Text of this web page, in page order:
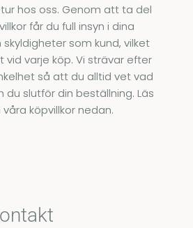
hos oss. Genom att ta del
får du full insyn i dina
som kund, vilket
vid varje köp. Vi strävar efter
så att du alltid vet vad
du slutför din beställning. Läs
köpvillkor nedan.